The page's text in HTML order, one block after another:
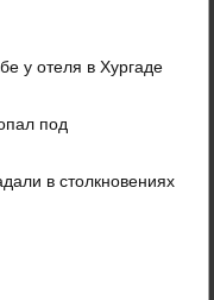
у отеля в Хургаде
под
в столкновениях